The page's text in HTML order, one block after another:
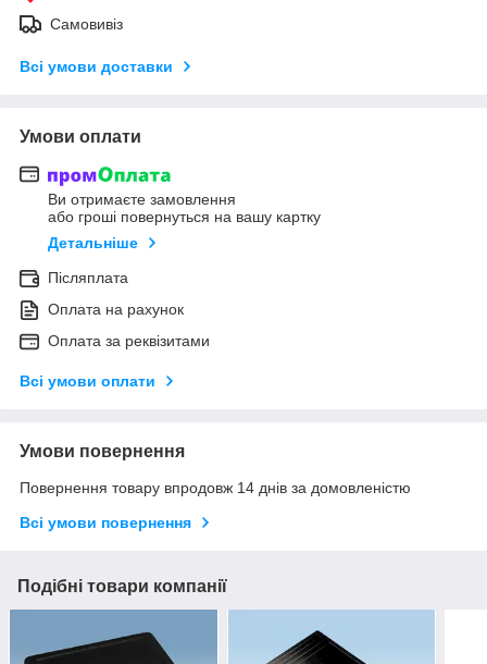
Самовивіз
Всі умови доставки
Умови оплати
Ви отримаєте замовлення
або гроші повернуться на вашу картку
Детальніше
Післяплата
Оплата на рахунок
Оплата за реквізитами
Всі умови оплати
Умови повернення
Повернення товару впродовж 14 днів за домовленістю
Всі умови повернення
Подібні товари компанії